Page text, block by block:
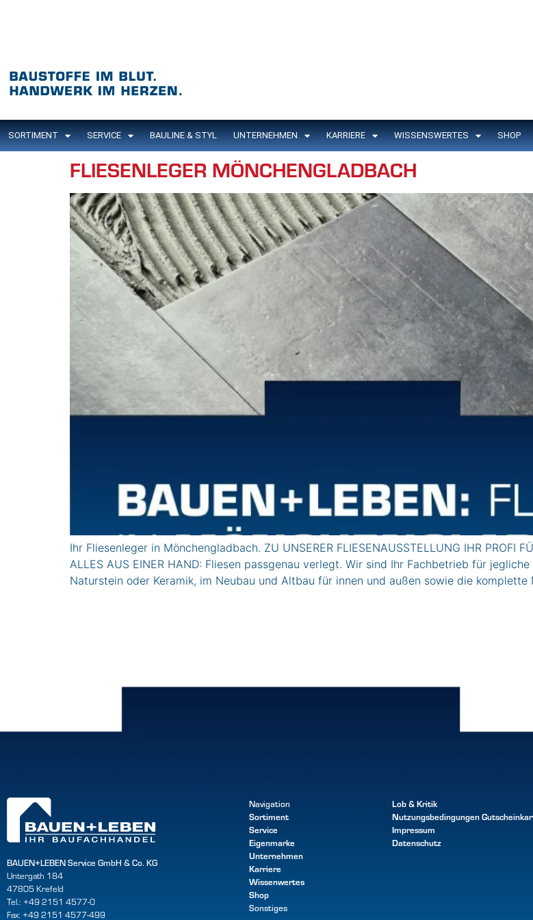
SORTIMENT SERVICE BAULINE & STYL UNTERNEHMEN KARRIERE WISSENSWERTES SHOP
FLIESENLEGER MÖNCHENGLADBACH
Ihr Fliesenleger in Mönchengladbach. ZU UNSERER FLIESENAUSSTELLUNG IHR PROFI
ALLES AUS EINER HAND: Fliesen passgenau verlegt. Wir sind Ihr Fachbetrieb für
Naturstein oder Keramik, im Neubau und Altbau für innen und außen sowie die
BAUEN+LEBEN Service GmbH & Co. KG
Untergath 184
47805 Krefeld
Tel.: +49 2151 4577-0
Fax: +49 2151 4577-499
Navigation
Sortiment
Service
Eigenmarke
Unternehmen
Karriere
Wissenwertes
Shop
Sonstiges
Lob & Kritik
Nutzungsbedingungen
Impressum
Datenschutz